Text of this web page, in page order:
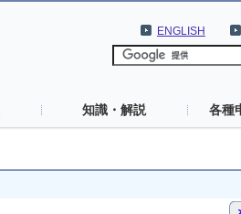
ENGLISH
知識・解説 各種